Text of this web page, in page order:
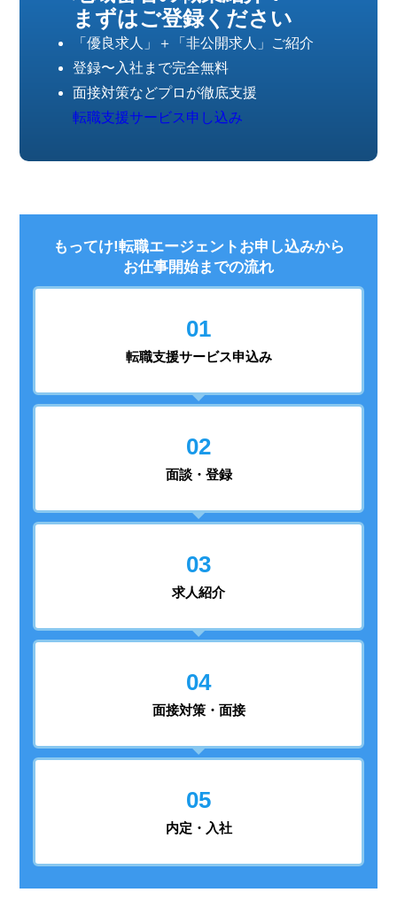
まずはご登録ください
「優良求人」＋「非公開求人」ご紹介
登録〜入社まで完全無料
面接対策などプロが徹底支援
転職支援サービス申し込み
もってけ!転職エージェントお申し込みから
お仕事開始までの流れ
01
転職支援サービス申込み
02
面談・登録
03
求人紹介
04
面接対策・面接
05
内定・入社